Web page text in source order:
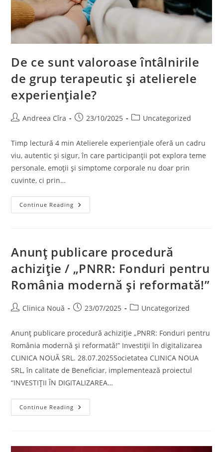
De ce sunt valoroase întâlnirile
de grup terapeutic și atelierele
experiențiale?
Andreea Cîra 23/10/2025 Uncategorized
Timp lectură 4 min Atelierele experiențiale oferă un cadru
viu, autentic și sigur, în care participanții pot explora teme
personale, emoții și simptome corporale nu doar prin
cuvinte, ci prin…
Continue Reading
Anunț publicare procedură
achiziție / „PNRR: Fonduri pentru
România modernă și reformată!”
Clinica Nouă 23/07/2025 Uncategorized
Anunț publicare procedură achiziție „PNRR: Fonduri pentru
România modernă și reformată!” Investiții în digitalizarea
CLINICA NOUĂ SRL. 28.07.2025Societatea CLINICA NOUA
SRL, în calitate de Beneficiar, implementează proiectul
“INVESTIȚII ÎN DIGITALIZAREA…
Continue Reading